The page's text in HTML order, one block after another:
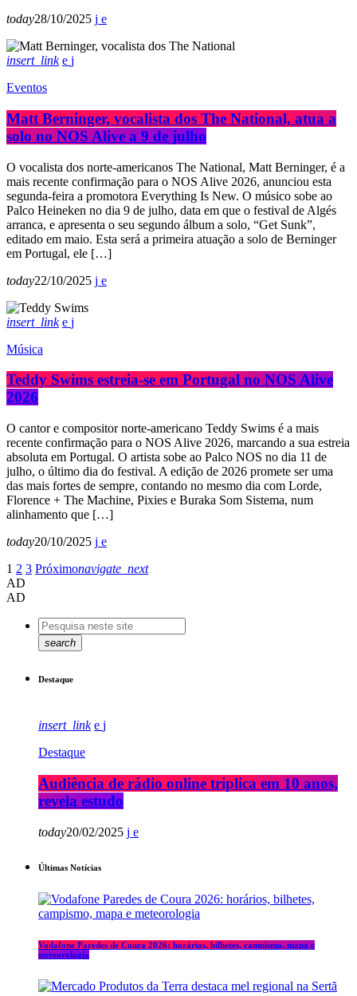
today28/10/2025
insert_link
Eventos
Matt Berninger, vocalista dos The National, atua a
solo no NOS Alive a 9 de julho
O vocalista dos norte-americanos The National, Matt Berninger, é a
mais recente confirmação para o NOS Alive 2026, anunciou esta
segunda-feira a promotora Everything Is New. O músico sobe ao
Palco Heineken no dia 9 de julho, data em que o festival de Algés
arranca, e apresenta o seu segundo álbum a solo, “Get Sunk”,
editado em maio. Esta será a primeira atuação a solo de Berninger
em Portugal, ele […]
today22/10/2025
insert_link
Música
Teddy Swims estreia-se em Portugal no NOS Alive
2026
O cantor e compositor norte-americano Teddy Swims é a mais
recente confirmação para o NOS Alive 2026, marcando a sua estreia
absoluta em Portugal. O artista sobe ao Palco NOS no dia 11 de
julho, o último dia do festival. A edição de 2026 promete ser uma
das mais fortes de sempre, contando no mesmo dia com Lorde,
Florence + The Machine, Pixies e Buraka Som Sistema, num
alinhamento que […]
today20/10/2025
1 2 3 Próximonavigate_next
AD
AD
search
Destaque
insert_link
Destaque
Audiência de rádio online triplica em 10 anos,
revela estudo
today20/02/2025
Últimas Notícias
Vodafone Paredes de Coura 2026: horários, bilhetes, campismo, mapa e
meteorologia